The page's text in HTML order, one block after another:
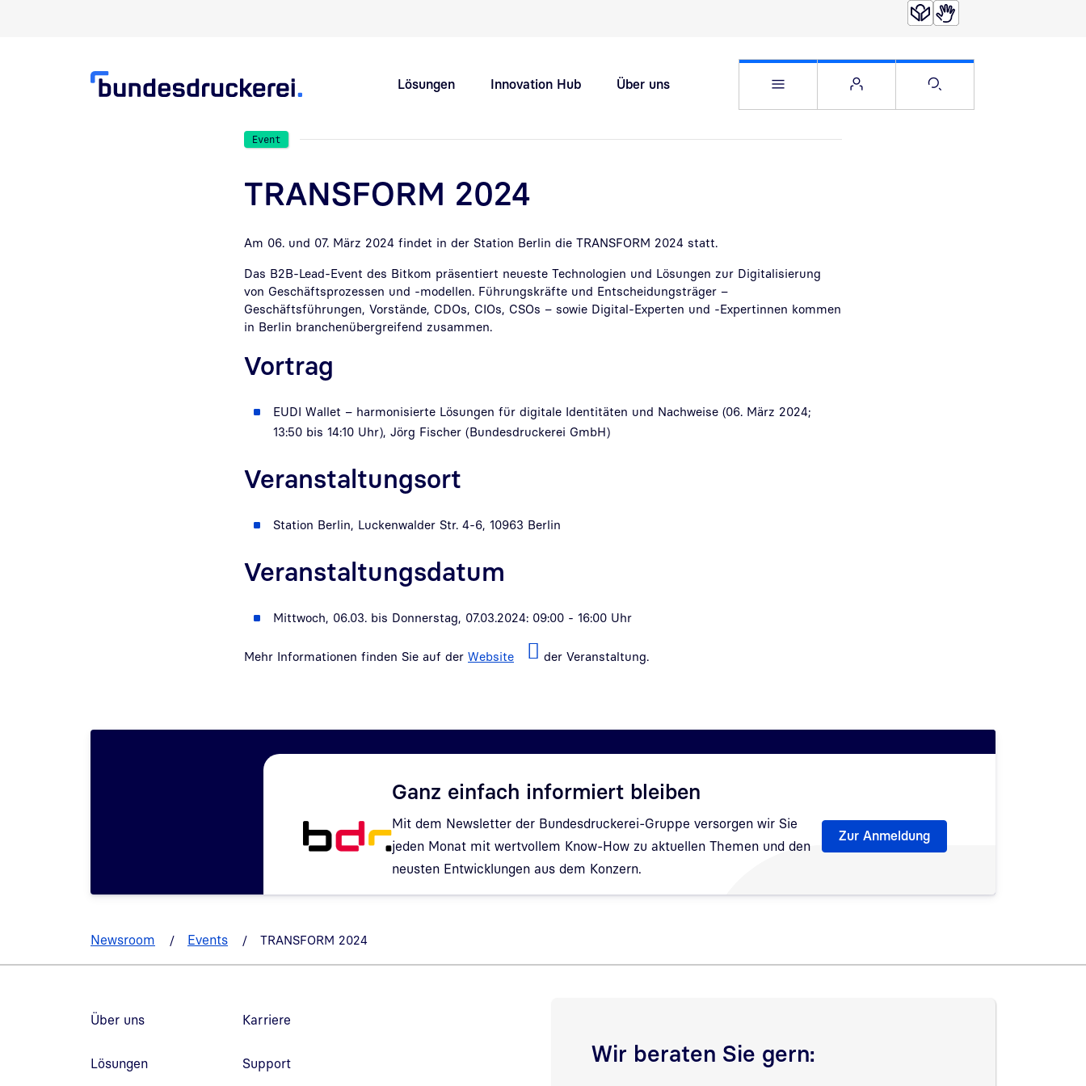
Lösungen Innovation Hub Über uns
Support
Websitemenü öffnenService Menü öffnen
Suche öffnen
Event
TRANSFORM 2024
Am 06. und 07. März 2024 findet in der Station Berlin die TRANSFORM 2024 statt.
Das B2B-Lead-Event des Bitkom präsentiert neueste Technologien und Lösungen zur Digitalisierung
von Geschäftsprozessen und -modellen. Führungskräfte und Entscheidungsträger –
Geschäftsführungen, Vorstände, CDOs, CIOs, CSOs – sowie Digital-Experten und -Expertinnen kommen
in Berlin branchenübergreifend zusammen.
Vortrag
EUDI Wallet – harmonisierte Lösungen für digitale Identitäten und Nachweise (06. März 2024;
13:50 bis 14:10 Uhr), Jörg Fischer (Bundesdruckerei GmbH)
Veranstaltungsort
Station Berlin, Luckenwalder Str. 4-6, 10963 Berlin
Veranstaltungsdatum
Mittwoch, 06.03. bis Donnerstag, 07.03.2024: 09:00 - 16:00 Uhr
Mehr Informationen finden Sie auf der Website der Veranstaltung.
Ganz einfach informiert bleiben
Mit dem Newsletter der Bundesdruckerei-Gruppe versorgen wir Sie
jeden Monat mit wertvollem Know-How zu aktuellen Themen und den
neusten Entwicklungen aus dem Konzern.
Zur Anmeldung
Newsroom Events TRANSFORM 2024
Über uns
Lösungen
Karriere
Support Wir beraten Sie gern: